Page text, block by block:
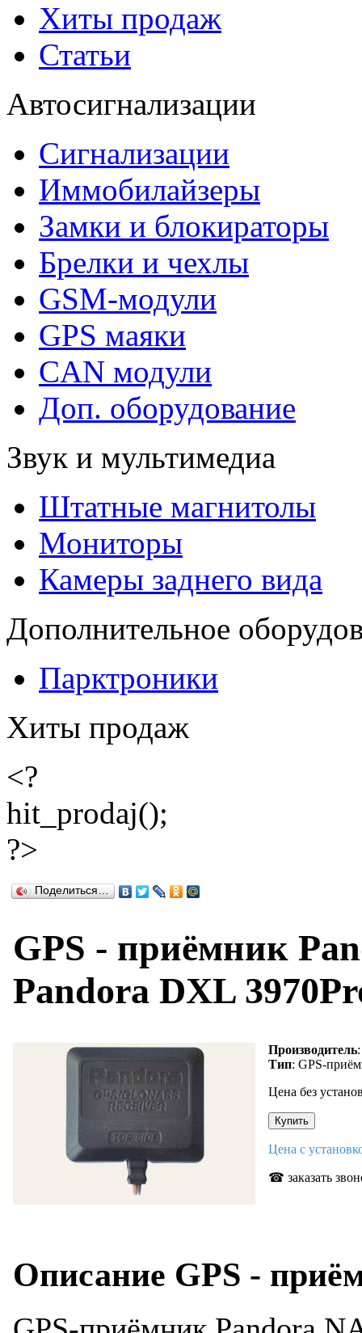
Хиты продаж
Статьи
Автосигнализации
Сигнализации
Иммобилайзеры
Замки и блокираторы
Брелки и чехлы
GSM-модули
GPS маяки
CAN модули
Доп. оборудование
Звук и мультимедиа
Штатные магнитолы
Мониторы
Камеры заднего вида
Дополнительное
Парктроники
Хиты продаж
<?
hit_prodaj();
?>
Поделиться…
GPS - приёмник
Pandora DXL
Производитель
Тип: GPS-
Цена без
Цена с
☎ заказать
Описание GPS -